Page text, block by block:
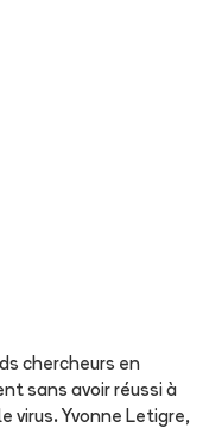
chercheurs en
sans avoir réussi à
virus. Yvonne Letigre,